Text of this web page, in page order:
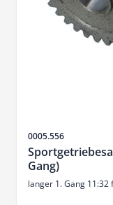
Artikelnr.
0005.556
Gang)
langer 1. Gang